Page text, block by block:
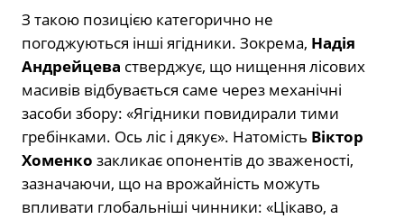
З такою позицією категорично не
погоджуються інші ягідники. Зокрема, Надія
Андрейцева стверджує, що нищення лісових
масивів відбувається саме через механічні
засоби збору: «Ягідники повидирали тими
гребінками. Ось ліс і дякує». Натомість Віктор
Хоменко закликає опонентів до зваженості,
зазначаючи, що на врожайність можуть
впливати глобальніші чинники: «Цікаво, а